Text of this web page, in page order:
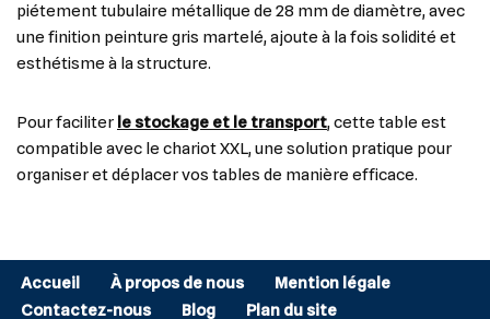
piétement tubulaire métallique de 28 mm de diamètre, avec
une finition peinture gris martelé, ajoute à la fois solidité et
esthétisme à la structure.
Pour faciliter le stockage et le transport, cette table est
compatible avec le chariot XXL, une solution pratique pour
organiser et déplacer vos tables de manière efficace.
Accueil À propos de nous
Mention légale
Contactez-nous
Blog Plan du site